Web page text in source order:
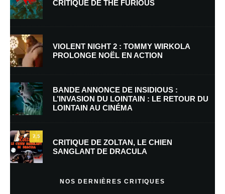
Nom*
E-mail *
Enregistrer mon nom, mon e-mail et mon site dans le navigateur pour
mon prochain commentaire.
Prévenez-moi de tous les nouveaux commentaires par e-mail.
Prévenez-moi de tous les nouveaux articles par e-mail.
CRITIQUE DE THE FURIOUS
VIOLENT NIGHT 2 : TOMMY WIRKOLA
PROLONGE NOËL EN ACTION
BANDE ANNONCE DE INSIDIOUS :
L’INVASION DU LOINTAIN : LE RETOUR DU
LOINTAIN AU CINÉMA
7.5
CRITIQUE DE ZOLTAN, LE CHIEN
SANGLANT DE DRACULA
NOS DERNIÈRES CRITIQUES